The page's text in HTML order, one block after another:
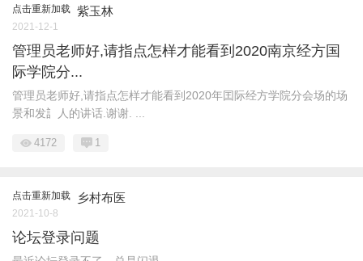
点击重新加载 紫玉林
2021-12-1
管理员老师好,请指点怎样才能看到2020南京经方国
际学院分...
管理员老师好,请指点怎样才能看到2020年囯际经方学院分会场的场
景和发訁人的讲话.谢谢. ...
4172 1
点击重新加载 乡村布医
2021-10-8
论坛登录问题